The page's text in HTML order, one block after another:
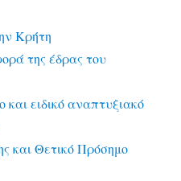
Κρήτη
της έδρας του
ειδικό αναπτυξιακό
και Θετικό Πρόσημο